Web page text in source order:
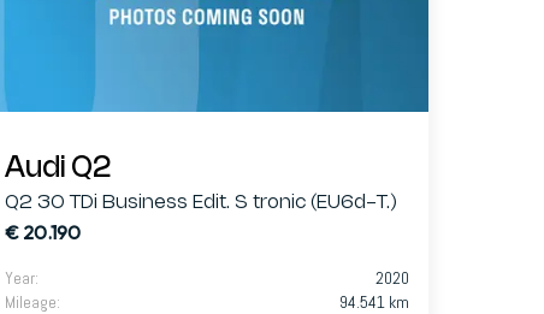
Audi Q2
Q2 30 TDi Business Edit. S tronic (EU6d-T.)
€ 20.190
Year:
2020
Mileage:
94.541 km